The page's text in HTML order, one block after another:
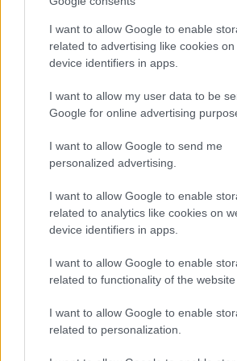
I want to allow Google to enable
related to advertising like cookies
device identifiers in apps.
I want to allow my user data to be
Google for online advertising
I want to allow Google to send me
personalized advertising.
I want to allow Google to enable
related to analytics like cookies on
device identifiers in apps.
I want to allow Google to enable
related to functionality of the website
I want to allow Google to enable
related to personalization.
μαύρου καφέ με καφεΐνη
μειώσει τον κίνδυνο θανάτου και
παθήσεων. Μια μελέτη
χαμηλότερο κίνδυνο θνησιμότητας
και θανάτου από καρδιαγγειακά
συμμετέχοντες που έπιναν
φλιτζάνι καφέ με καφεΐνη την
τρία φλιτζάνια μείωσαν τον
Μπορεί να υποστηρίξει
Ένα άλλο όφελος για την υγεία: Ο
υποστηρίξειτο μικροβίωμα του
κοινότητα των μικροβίων στο
που πίνουν καφέ (κανονικό και